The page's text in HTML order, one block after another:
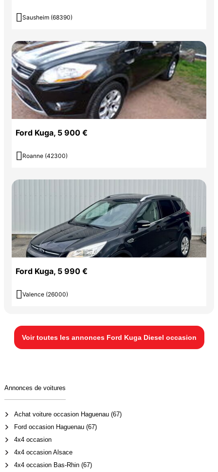
 Sausheim (68390)
Ford Kuga, 5 900 €
 Roanne (42300)
Ford Kuga, 5 990 €
 Valence (26000)
Voir toutes les annonces Ford Kuga Diesel occasion
Annonces de voitures
Achat voiture occasion Haguenau (67)
Ford occasion Haguenau (67)
4x4 occasion
4x4 occasion Alsace
4x4 occasion Bas-Rhin (67)